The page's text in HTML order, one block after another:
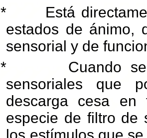
*
Está
estados de ánimo,
sensorial y de
*
Cuando
sensoriales que
descarga cesa en
especie de filtro de